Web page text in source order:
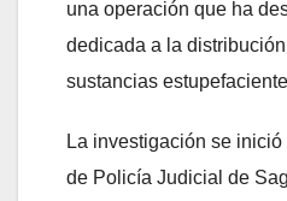
una operación que ha
dedicada a la
sustancias
La investigación se inició
de Policía Judicial de